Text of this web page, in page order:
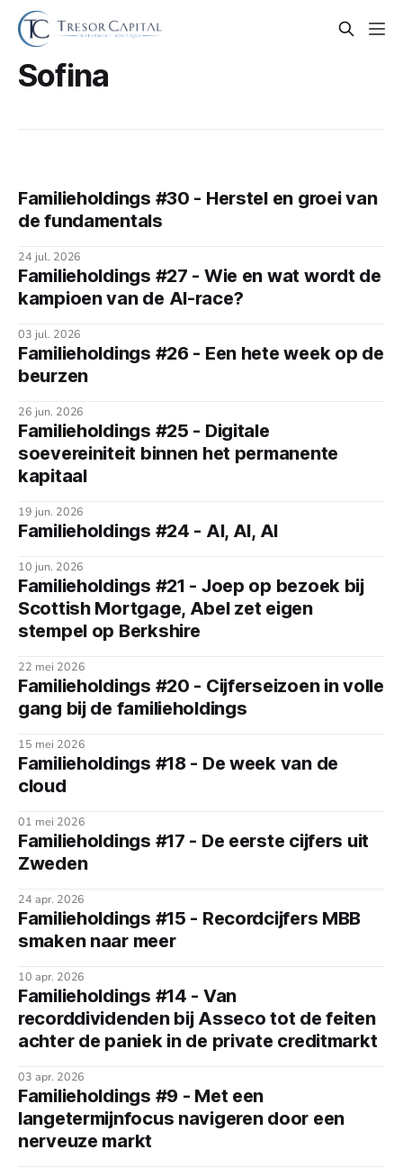
Sofina
Familieholdings #30 - Herstel en groei van
de fundamentals
24 jul. 2026
Familieholdings #27 - Wie en wat wordt de
kampioen van de AI-race?
03 jul. 2026
Familieholdings #26 - Een hete week op de
beurzen
26 jun. 2026
Familieholdings #25 - Digitale
soevereiniteit binnen het permanente
kapitaal
19 jun. 2026
Familieholdings #24 - AI, AI, AI
10 jun. 2026
Familieholdings #21 - Joep op bezoek bij
Scottish Mortgage, Abel zet eigen
stempel op Berkshire
22 mei 2026
Familieholdings #20 - Cijferseizoen in volle
gang bij de familieholdings
15 mei 2026
Familieholdings #18 - De week van de
cloud
01 mei 2026
Familieholdings #17 - De eerste cijfers uit
Zweden
24 apr. 2026
Familieholdings #15 - Recordcijfers MBB
smaken naar meer
10 apr. 2026
Familieholdings #14 - Van
recorddividenden bij Asseco tot de feiten
achter de paniek in de private creditmarkt
03 apr. 2026
Familieholdings #9 - Met een
langetermijnfocus navigeren door een
nerveuze markt